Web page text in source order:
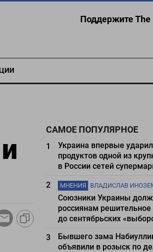
Поддержите The
САМОЕ ПОПУЛЯРНОЕ
1
Украина впервые
продуктов одной из
в России сетей
2
МНЕНИЯ ВЛАДИСЛАВ
Союзники Украины
россиянам
до сентябрьских
3
Бывшего зама
объявили в розыск по